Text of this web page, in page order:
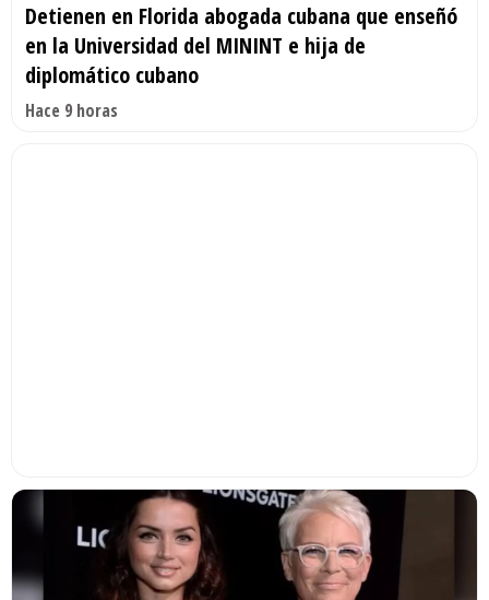
Detienen en Florida abogada cubana que enseñó
en la Universidad del MININT e hija de
diplomático cubano
Hace 9 horas